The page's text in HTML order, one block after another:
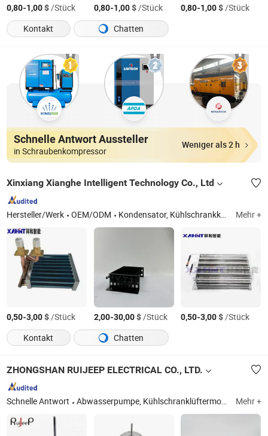
0,80-1,00$/Stück 0,80-1,00$/Stück 0,80-1,00$/Stück
Kontakt
Chatten
Schnelle Antwort Aussteller
in Schraubenkompressor
Weniger als 2 h
Xinxiang Xianghe Intelligent Technology Co., Ltd
Hersteller/Werk OEM/ODM Kondensator, Kühlschrankkondensator, Kühlteil, Verdampfer, Kompressor, Blechgehäuse, Blechschrank, Blechverkleidung, Filter Mehr +
0,50-3,00$/Stück 2,00-30,00$/Stück 0,50-3,00$/Stück
Kontakt
Chatten
ZHONGSHAN RUIJEEP ELECTRICAL CO., LTD.
Schnelle Antwort Abwasserpumpe, Kühlschranklüftermotor, Klimaanlagenmotor, Klimaanlagenkompressor, Teile für Waschmaschinen, Teile für Klimaanlagen, Teile für die Kühlung, Teile für Geschirrspüler, Formen, Montagelinie Mehr +